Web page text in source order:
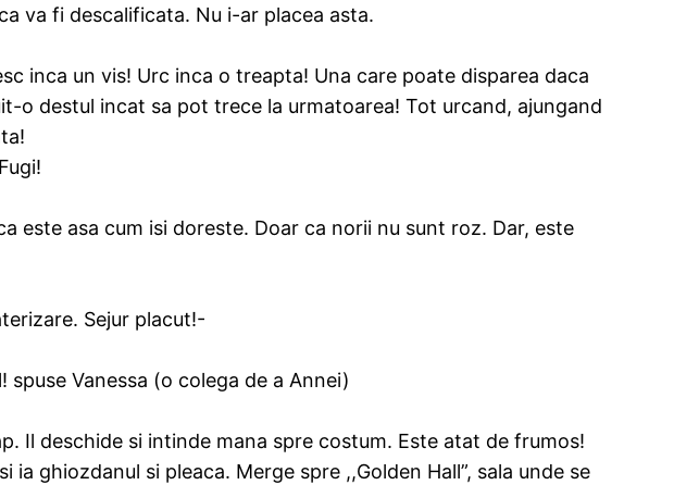
va fi descalificata. Nu i-ar placea asta.
inca un vis! Urc inca o treapta! Una care poate disparea daca
o destul incat sa pot trece la urmatoarea! Tot urcand, ajungand
este asa cum isi doreste. Doar ca norii nu sunt roz. Dar, este
Sejur placut!-
Vanessa (o colega de a Annei)
Il deschide si intinde mana spre costum. Este atat de frumos!
ghiozdanul si pleaca. Merge spre ,,Golden Hall”, sala unde se